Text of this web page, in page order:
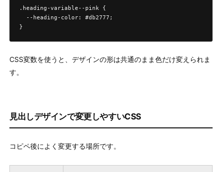
.heading-variable--pink {
  --heading-color: #db2777;
}
CSS変数を使うと、デザインの形は共通のまま色だけ変えられま
す。
見出しデザインで変更しやすいCSS
コピペ後によく変更する場所です。